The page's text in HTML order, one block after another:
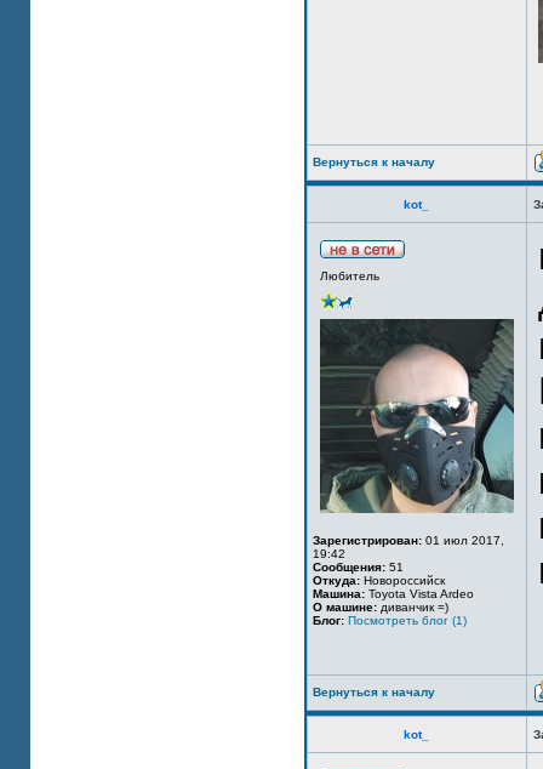
Вернуться к началу
kot_
Любитель
Зарегистрирован: 01 июл 2017,
19:42
Сообщения: 51
Откуда: Новороссийск
Машина: Toyota Vista Ardeo
О машине: диванчик =)
Блог: Посмотреть блог (1)
Вернуться к началу
kot_